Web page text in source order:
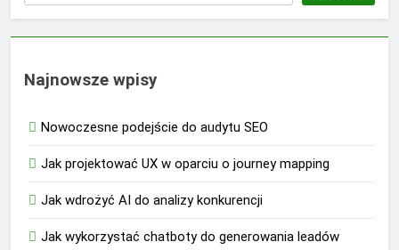
Najnowsze wpisy
Nowoczesne podejście do audytu SEO
Jak projektować UX w oparciu o journey mapping
Jak wdrożyć AI do analizy konkurencji
Jak wykorzystać chatboty do generowania leadów